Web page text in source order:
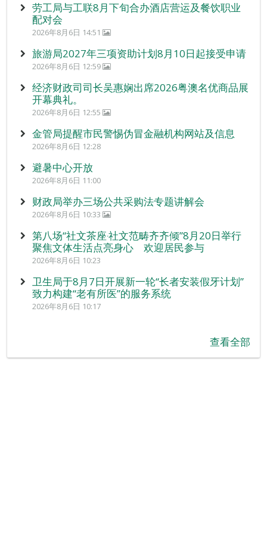
劳工局与工联8月下旬合办酒店营运及餐饮职业
配对会
2026年8月6日 14:51
旅游局2027年三项资助计划8月10日起接受申请
2026年8月6日 12:59
经济财政司司长吴惠娴出席2026粤澳名优商品展
开幕典礼。
2026年8月6日 12:55
金管局提醒市民警惕伪冒金融机构网站及信息
2026年8月6日 12:28
避暑中心开放
2026年8月6日 11:00
财政局举办三场公共采购法专题讲解会
2026年8月6日 10:33
第八场“社文茶座‧社文范畴齐齐倾”8月20日举行
聚焦文体生活点亮身心 欢迎居民参与
2026年8月6日 10:23
卫生局于8月7日开展新一轮“长者安装假牙计划”
致力构建“老有所医”的服务系统
2026年8月6日 10:17
查看全部